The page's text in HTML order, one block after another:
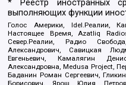
* Реестр иностранных
выполняющих функции
Голос Америки, Idel.Реалии,
Настоящее Время, Azatliq
Север.Реалии, Радио
Александрович, Савицкая
Евгеньевич, Камалягин
Александровна, Medusa Project,
Баданин Роман Сергеевич,